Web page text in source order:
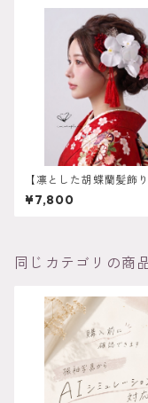
【凛とした胡蝶蘭髪飾
ド】 振袖 成人式 ヘ
レス ヘアパーツ プリ
¥7,800
同じカテゴリの商